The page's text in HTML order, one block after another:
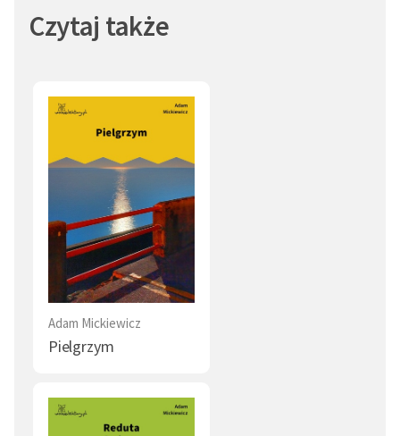
emigracji w Paryżu. Wykładał literaturę łacińską na
Akademii w Lozannie (1839), a od 1840 r. literaturę
okresie Wiosny Ludów był redaktorem naczelnym fr.
dziennika »Trybuna Ludów« i organizatorem
ochotniczego Zastępu Polskiego, dla którego napisał
demokratycznySkład zasad
autor: Cezary Ryska
Czytaj także
Adam Mickiewicz
Pielgrzym